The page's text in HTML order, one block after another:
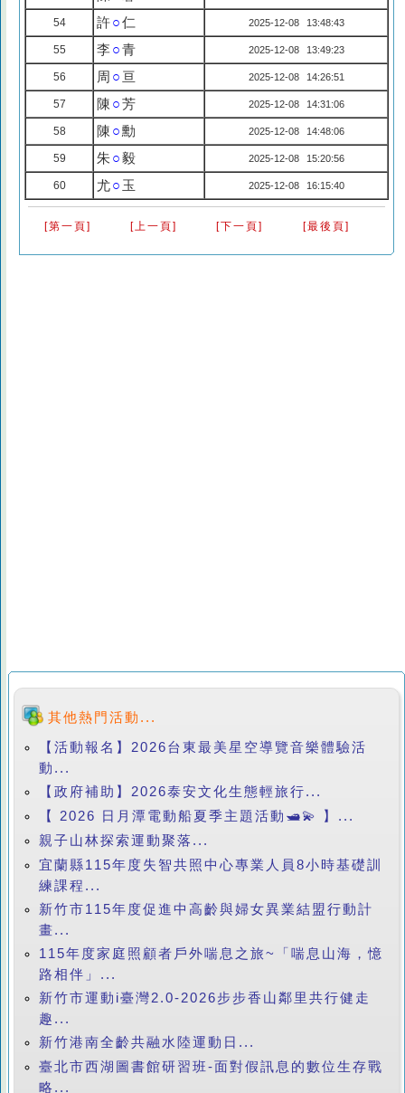
54 許○仁 2025-12-08 13:48:43
55 李○青 2025-12-08 13:49:23
56 周 ○ 亘 2025-12-08 14:26:51
57 陳 ○芳 2025-12-08 14:31:06
58 陳 ○勳 2025-12-08 14:48:06
59 朱○毅 2025-12-08 15:20:56
60 尤○ 玉 2025-12-08 16:15:40
[第一頁] [上一頁] [下一頁] [最後頁]
其他熱門活動...
【活動報名】2026台東最美星空導覽音樂體驗活
動...
【政府補助】2026泰安文化生態輕旅行...
【 2026 日月潭電動船夏季主題活動🛥️💫 】...
親子山林探索運動聚落...
宜蘭縣115年度失智共照中心專業人員8小時基礎訓
練課程...
新竹市115年度促進中高齡與婦女異業結盟行動計
畫...
115年度家庭照顧者戶外喘息之旅~「喘息山海，憶
路相伴」...
新竹市運動i臺灣2.0-2026步步香山鄰里共行健走
趣...
新竹港南全齡共融水陸運動日...
臺北市西湖圖書館研習班-面對假訊息的數位生存戰
略...